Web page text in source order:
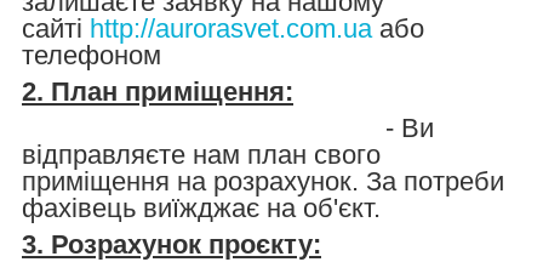
сайті http://aurorasvet.com.uaабо
телефоном
2. План приміщення:
- Ви
відправляєте нам план свого
приміщення на розрахунок. За потреби
фахівець виїжджає на об'єкт.
3. Розрахунок проєкту: